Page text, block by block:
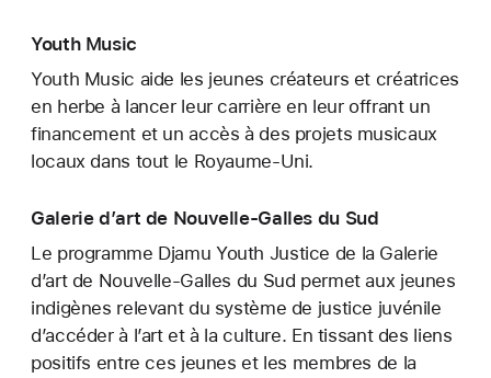
Youth Music
Youth Music aide les jeunes créateurs et créatrices
en herbe à lancer leur carrière en leur offrant un
financement et un accès à des projets musicaux
locaux dans tout le Royaume-Uni.
Galerie d’art de Nouvelle-Galles du Sud
Le programme Djamu Youth Justice de la Galerie
d’art de Nouvelle-Galles du Sud permet aux jeunes
indigènes relevant du système de justice juvénile
d’accéder à l’art et à la culture. En tissant des liens
positifs entre ces jeunes et les membres de la